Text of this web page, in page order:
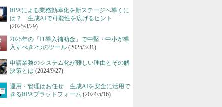
RPAによる業務効率化を新ステージへ導くに
は？ 生成AIで可能性を広げるヒント
(2025/8/29)
2025年の「IT導入補助金」で中堅・中小が導
入すべき2つのツール (2025/3/31)
申請業務のシステム化が難しい理由とその解
決策とは (2024/9/27)
運用・管理はお任せ 生成AIを安全に活用で
きるRPAプラットフォーム (2024/5/16)